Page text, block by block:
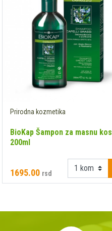
Prirodna kozmetika
BioKap Šampon za masnu
200ml
1695.00 rsd